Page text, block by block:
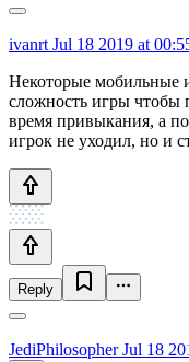
ivanrt Jul 18 2019 at
Некоторые мобильные
сложность игры
время привыкания, а
игрок не уходил, но и
Reply
JediPhilosopherJul 18